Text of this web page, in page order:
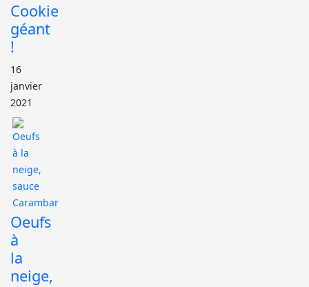
Cookie
géant
!
16
janvier
2021
Oeufs
à
la
neige,